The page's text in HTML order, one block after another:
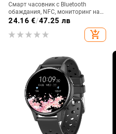
Смарт часовник с Bluetooth
обаждания, NFC, мониторинг на
сърдечната честота,
проследяване на съня и ниво на
кислород в кръвта; комплект със
заряден кабел и два ремъка
24.16 €/47.25 лв
add_shopping_cart